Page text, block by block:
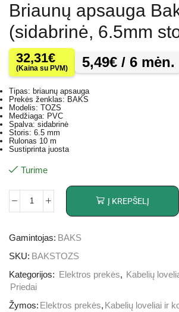
Briaunų apsauga
(sidabrinė, 6.5mm
32,31€
(Kaina su PVM) 5,49€ / 6 mėn.
Tipas: briaunų apsauga
Prekės ženklas: BAKS
Modelis: TOZS
Medžiaga: PVC
Spalva: sidabrinė
Storis: 6.5 mm
Rulonas 10 m
Sustiprinta juosta
Turime
Į KREPŠELĮ
Gamintojas: BAKS
SKU: BAKSTOZS
Kategorijos:
Elektros prekės, Kabelių
Priedai
Žymos: Elektros prekės, Kabelių loveliai ir